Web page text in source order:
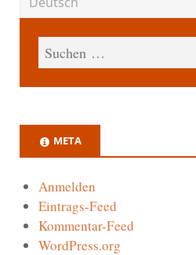
META
Anmelden
Eintrags-Feed
Kommentar-Feed
WordPress.org